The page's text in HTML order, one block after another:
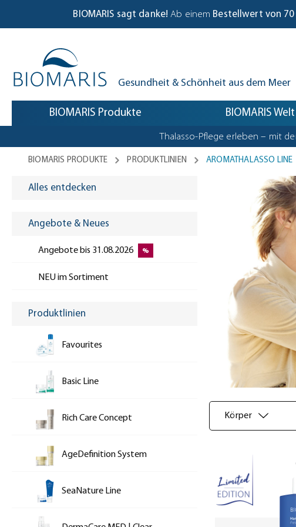
Hauptinhalt springen
Zur Suche springen
Zur Hauptnavigation springen
BIOMARIS sagt danke! Ab einem Bestellwert von 70
Gesundheit & Schönheit aus dem Meer
BIOMARIS Produkte BIOMARIS Welt
Thalasso-Pflege erleben – mit
BIOMARIS PRODUKTE PRODUKTLINIEN AROMATHALASSO LINE
Alles entdecken
Angebote & Neues
Angebote bis 31.08.2026
NEU im Sortiment
Produktlinien
Favourites
Basic Line
Rich Care Concept
AgeDefinition System
SeaNature Line
Körper